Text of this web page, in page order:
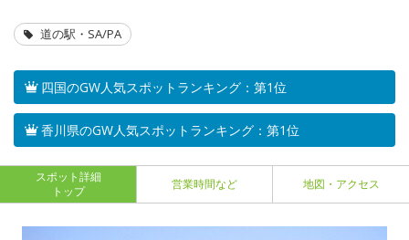
道の駅・SA/PA
四国のGW人気スポットランキング：第1位
香川県のGW人気スポットランキング：第1位
スポット詳細
トップ
営業時間など 地図・アクセス